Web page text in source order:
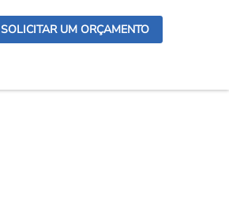
SOLICITAR UM ORÇAMENTO